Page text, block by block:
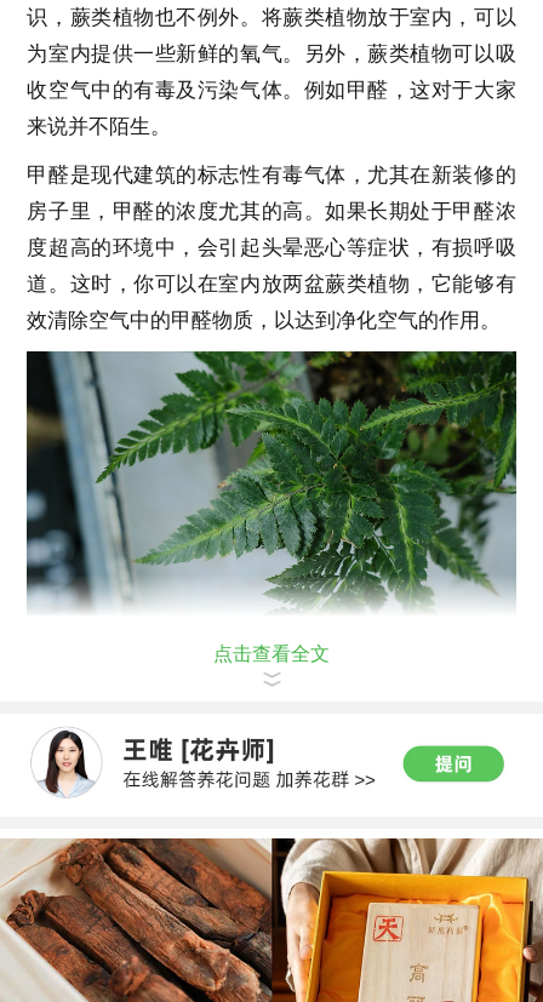
识，蕨类植物也不例外。将蕨类植物放于室内，可以
为室内提供一些新鲜的氧气。另外，蕨类植物可以吸
收空气中的有毒及污染气体。例如甲醛，这对于大家
来说并不陌生。
甲醛是现代建筑的标志性有毒气体，尤其在新装修的
房子里，甲醛的浓度尤其的高。如果长期处于甲醛浓
度超高的环境中，会引起头晕恶心等症状，有损呼吸
道。这时，你可以在室内放两盆蕨类植物，它能够有
效清除空气中的甲醛物质，以达到净化空气的作用。
点击查看全文